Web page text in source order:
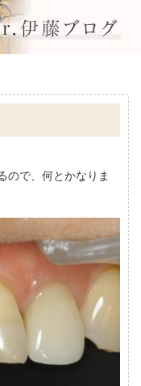
ので、何とかなりま